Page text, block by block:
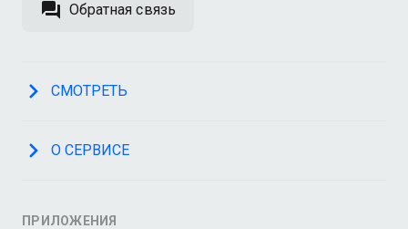
Обратная связь
СМОТРЕТЬ
О СЕРВИСЕ
ПРИЛОЖЕНИЯ